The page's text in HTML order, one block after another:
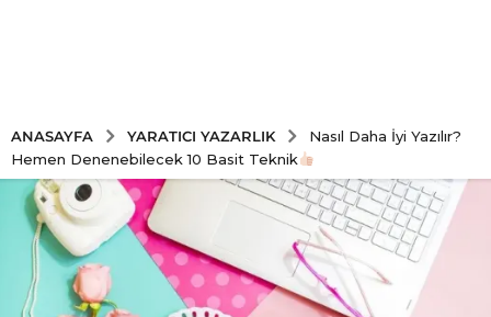
ANASAYFA YARATICI YAZARLIK
Nasıl Daha İyi Yazılır?
Hemen Denenebilecek 10 Basit Teknik